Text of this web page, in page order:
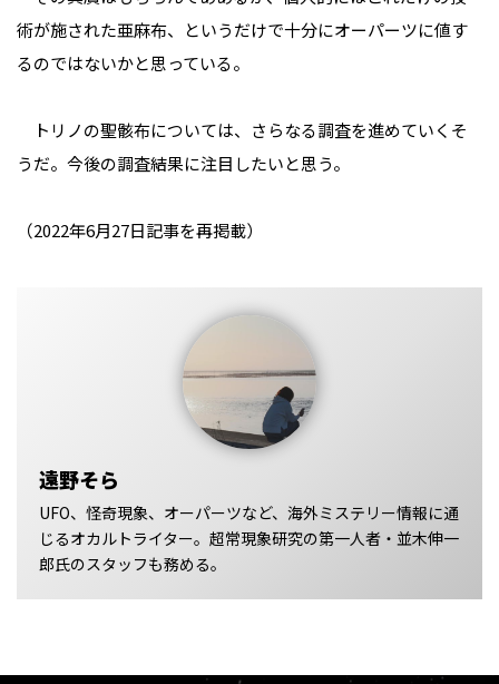
術が施された亜麻布、というだけで十分にオーパーツに値す
るのではないかと思っている。
トリノの聖骸布については、さらなる調査を進めていくそ
うだ。今後の調査結果に注目したいと思う。
（2022年6月27日記事を再掲載）
遠野そら
UFO、怪奇現象、オーパーツなど、海外ミステリー情報に通
じるオカルトライター。超常現象研究の第一人者・並木伸一
郎氏のスタッフも務める。